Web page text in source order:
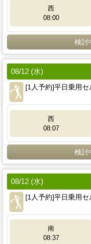
西
08:00
検討
08/12 (水)
[1人予約]平日乗用
西
08:07
検討
08/12 (水)
[1人予約]平日乗用
南
08:37